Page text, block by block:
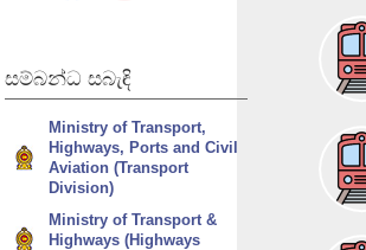
සම්බන්ධ සබැඳි
Ministry of Transport,
Highways, Ports and Civil
Aviation (Transport
Division)
Ministry of Transport &
Highways (Highways